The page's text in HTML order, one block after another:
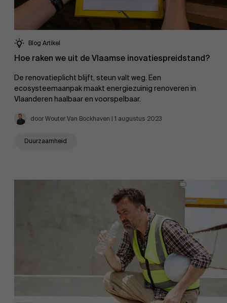
Blog Artikel
Hoe raken we uit de Vlaamse inovatiespreidstand?
De renovatieplicht blijft, steun valt weg. Een
ecosysteemaanpak maakt energiezuinig renoveren in
Vlaanderen haalbaar en voorspelbaar.
door Wouter Van Bockhaven | 1 augustus 2023
Duurzaamheid